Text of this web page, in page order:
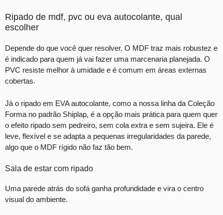
Ripado de mdf, pvc ou eva autocolante, qual
escolher
Depende do que você quer resolver. O MDF traz mais robustez e
é indicado para quem já vai fazer uma marcenaria planejada. O
PVC resiste melhor à umidade e é comum em áreas externas
cobertas.
Já o ripado em EVA autocolante, como a nossa linha da Coleção
Forma no padrão Shiplap, é a opção mais prática para quem quer
o efeito ripado sem pedreiro, sem cola extra e sem sujeira. Ele é
leve, flexível e se adapta a pequenas irregularidades da parede,
algo que o MDF rígido não faz tão bem.
Sala de estar com ripado
Uma parede atrás do sofá ganha profundidade e vira o centro
visual do ambiente.